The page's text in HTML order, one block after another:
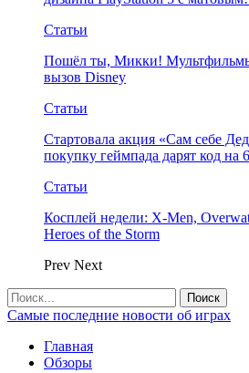
Статьи
Пошёл ты, Микки!
вызов Disney
Статьи
Стартовала акция «Сам себе
покупку геймпада дарят код на
Статьи
Косплей недели: X-Men,
Heroes of the Storm
Prev Next
Самые последние новости об играх
Главная
Обзоры